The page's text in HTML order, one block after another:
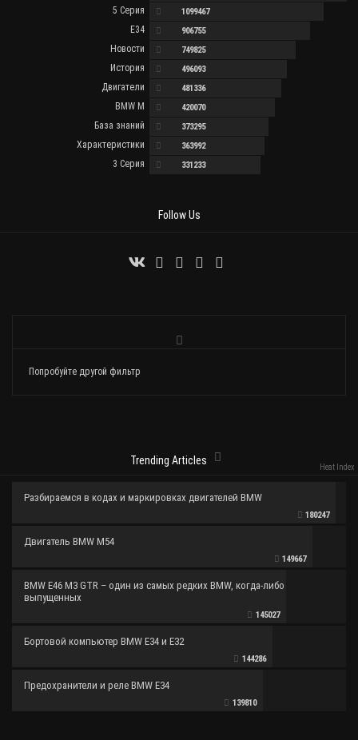
5 Серия 1099467
E34 906755
Новости 749825
История 496093
Двигатели 481336
BMW M 420070
База знаний 373295
Характеристики 363992
3 Серия 331233
Follow Us
Попробуйте другой фильтр
Trending Articles
Heat Index
Разбираемся в кодах и маркировках двигателей BMW
180247
Двигатель BMW M54
149667
BMW E46 M3 GTR – один из самых редких BMW, когда-либо
выпущенных
145027
Бортовой компьютер BMW E34 и E32
144286
Предохранители и реле BMW E34
139810